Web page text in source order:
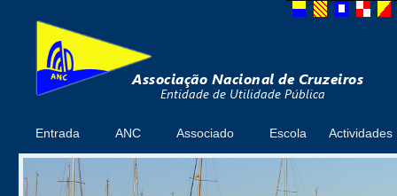
Entrada ANC Associado Escola Actividades